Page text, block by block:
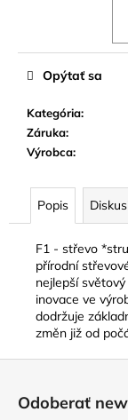
Kategória:
Záruka:
Výrobca:
Opýtať sa
Popis
F1 - střevo
přírodní
nejlepší
inovace ve
dodržuje
změn již od
VANDOREN
RED
CUT
PLÁTKY
NA
SAXOFÓN
3,50
€
Odoberať